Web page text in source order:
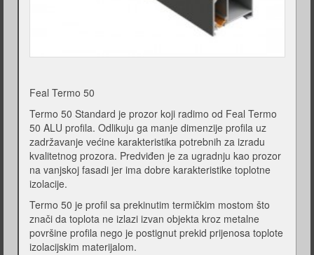
Feal Termo 50
Termo 50 Standard je prozor koji radimo od Feal Termo
50 ALU profila. Odlikuju ga manje dimenzije profila uz
zadržavanje većine karakteristika potrebnih za izradu
kvalitetnog prozora. Predviđen je za ugradnju kao prozor
na vanjskoj fasadi jer ima dobre karakteristike toplotne
izolacije.
Termo 50 je profil sa prekinutim termičkim mostom što
znači da toplota ne izlazi izvan objekta kroz metalne
površine profila nego je postignut prekid prijenosa toplote
izolacijskim materijalom.